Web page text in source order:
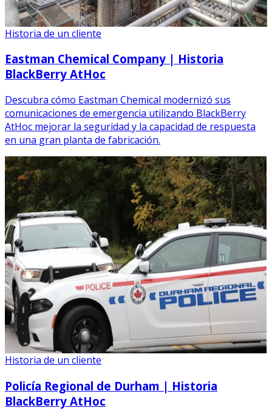
Historia de un cliente
Eastman Chemical Company | Historia
BlackBerry AtHoc
Descubra cómo Eastman Chemical modernizó sus
comunicaciones de emergencia utilizando BlackBerry
AtHoc mejorar la seguridad y la capacidad de respuesta
en una gran planta de fabricación.
Historia de un cliente
Policía Regional de Durham | Historia
BlackBerry AtHoc